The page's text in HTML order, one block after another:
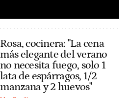
Rosa, cocinera: "La cena
más elegante del verano
no necesita fuego, solo 1
lata de espárragos, 1/2
manzana y 2 huevos"